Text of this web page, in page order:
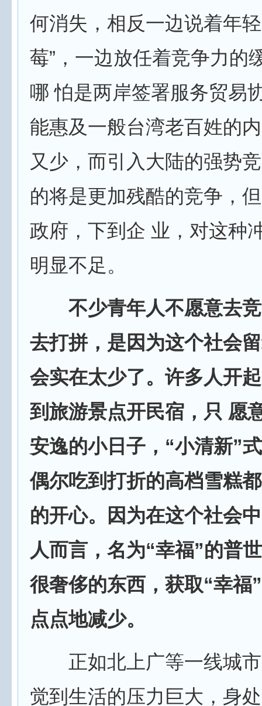
何消失，相反一边说着年
莓”，一边放任着竞争力的
哪 怕是两岸签署服务贸易
能惠及一般台湾老百姓的
又少，而引入大陆的强势
的将是更加残酷的竞争，
政府，下到企 业，对这种
明显不足。
不少青年人不愿意去
去打拼，是因为这个社会
会实在太少了。许多人开
到旅游景点开民宿，只 愿
安逸的小日子，“小清新”
偶尔吃到打折的高档雪糕
的开心。因为在这个社会
人而言，名为“幸福”的普
很奢侈的东西，获取“幸福
点点地减少。
正如北上广等一线城市
觉到生活的压力巨大，身